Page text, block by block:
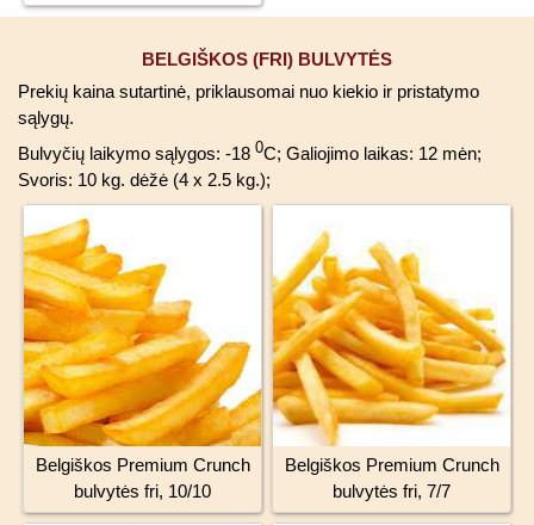
BELGIŠKOS (FRI) BULVYTĖS
Prekių kaina sutartinė, priklausomai nuo kiekio ir pristatymo
sąlygų.
Bulvyčių laikymo sąlygos: -18 0C; Galiojimo laikas: 12 mėn;
Svoris: 10 kg. dėžė (4 x 2.5 kg.);
Belgiškos Premium Crunch
bulvytės fri, 10/10
Belgiškos Premium Crunch
bulvytės fri, 7/7